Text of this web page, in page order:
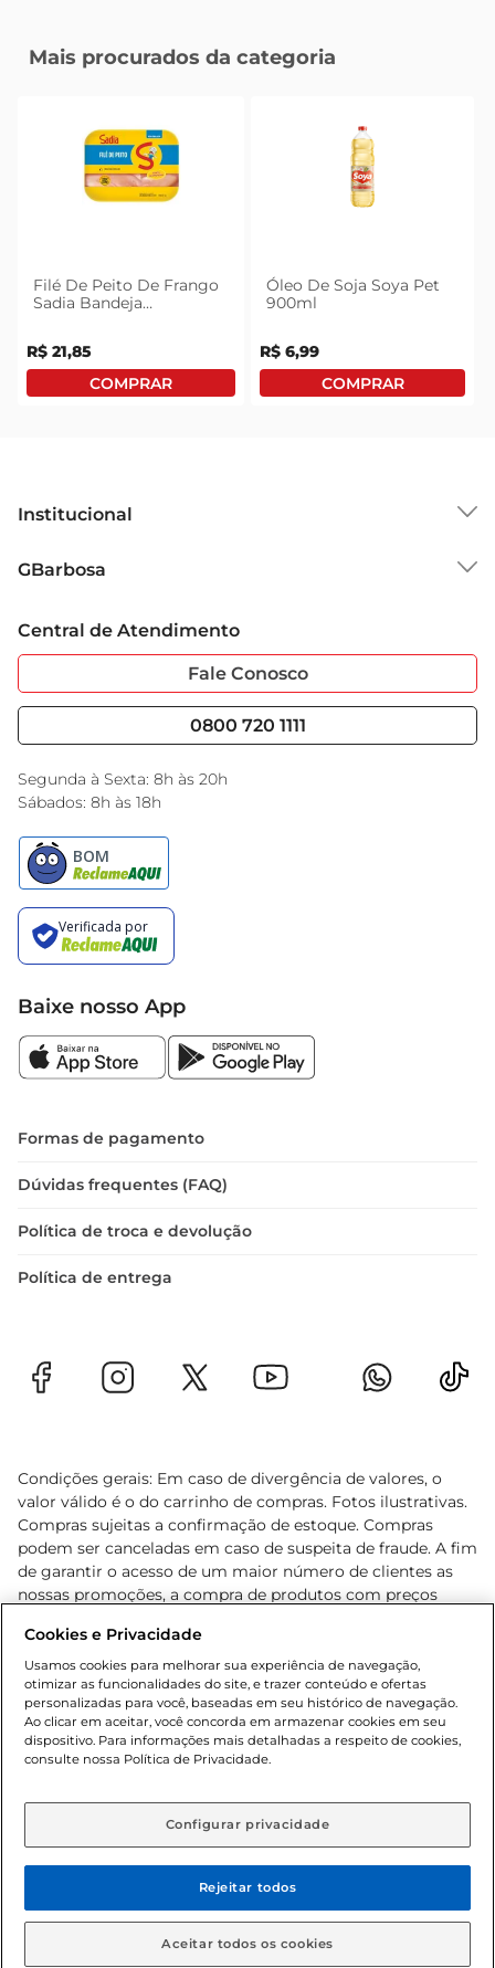
Mais procurados da categoria
Filé De Peito De Frango
Sadia Bandeja
R$ 21,85
Óleo De Soja Soya Pet
900ml
R$ 6,99
Institucional
Grupo Cencosud
Sobre Privacidade
Portal do Fornecedo
Nossas Lojas
GBarbosa
Garantia Estendida
Serviços
Black Friday
Encarte do Dia
Central de Atendimento
Fale Conosco
0800 720 1111
Segunda à Sexta: 8h às 20h
Sábados: 8h às 18h
Baixe nosso App
Formas de pagamento
Dúvidas frequentes (FAQ)
Política de troca e devolução
Política de entrega
Condições gerais: Em caso de divergência de valores, o
valor válido é o do carrinho de compras. Fotos ilustrativas.
Compras sujeitas a confirmação de estoque. Compras
podem ser canceladas em caso de suspeita de fraude. A fim
de garantir o acesso de um maior número de clientes as
nossas promoções, a compra de produtos com preços
cliente. Os preços, ofertas e condições são exclusivos para
o e-commerce e válidos durante o dia de hoje, podendo
sofrer alterações sem prévia notificação. Proibida a venda
de bebidas alcoólicas para menores de 18 anos, conforme
Lei n.º 8069/90, art. 81, inciso II (Estatuto da Criança e do
Adolescente). Preços e condições exclusivos para o
aviso prévio. O valor mínimo para as compras on-line é de
© 2026 Copyright. Todos os direitos
reservados Gbarbosa.
Cookies e Privacidade
Usamos cookies para melhorar sua experiência de navegação,
otimizar as funcionalidades do site, e trazer conteúdo e ofertas
personalizadas para você, baseadas em seu histórico de navegação.
Ao clicar em aceitar, você concorda em armazenar cookies em seu
dispositivo. Para informações mais detalhadas a respeito de cookies,
consulte nossa Política de Privacidade.
Configurar privacidade
Rejeitar todos
Aceitar todos os cookies